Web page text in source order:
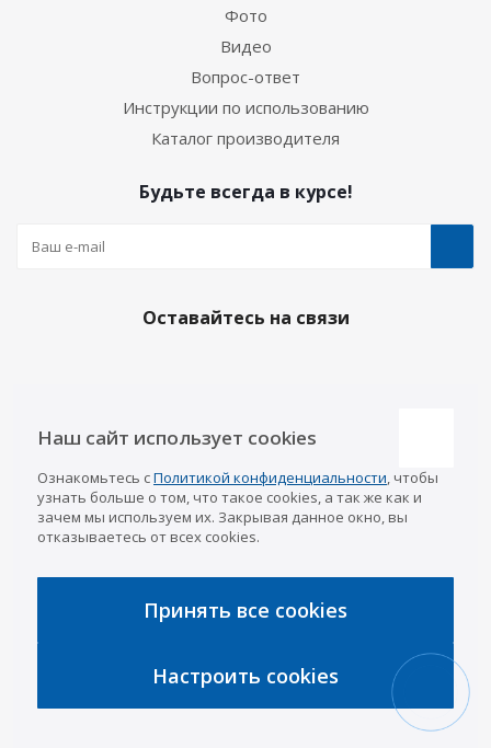
Фото
Видео
Вопрос-ответ
Инструкции по использованию
Каталог производителя
Будьте всегда в курсе!
Оставайтесь на связи
Наши контакты
Казань
8 (843) 207-03-08
Уфа
8 (347) 258-84-87
8 (8352) 38-88-37
Интернет-магазин
info@a-pricep.ru
Наш сайт использует cookies
Ознакомьтесь сПолитикой конфиденциальности, чтобы
узнать больше о том, что такое cookies, а так же как и
зачем мы используем их. Закрывая данное окно, вы
отказываетесь от всех cookies.
Принять все cookies
Настроить cookies